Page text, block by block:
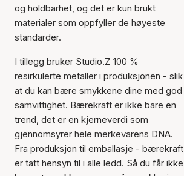
og holdbarhet, og det er kun brukt
materialer som oppfyller de høyeste
standarder.
I tillegg bruker Studio.Z 100 %
resirkulerte metaller i produksjonen - slik
at du kan bære smykkene dine med god
samvittighet. Bærekraft er ikke bare en
trend, det er en kjerneverdi som
gjennomsyrer hele merkevarens DNA.
Fra produksjon til emballasje - bærekraft
er tatt hensyn til i alle ledd. Så du får ikke